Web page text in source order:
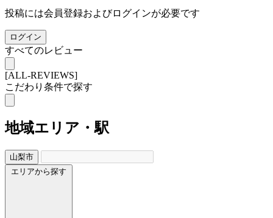
投稿には会員登録およびログインが必要です
ログイン
すべてのレビュー
[ALL-REVIEWS]
こだわり条件で探す
地域エリア・駅
山梨市
エリアから探す